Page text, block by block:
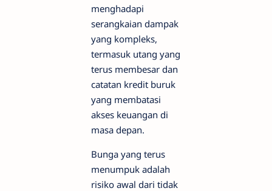
menghadapi
serangkaian dampak
yang kompleks,
termasuk utang yang
terus membesar dan
catatan kredit buruk
yang membatasi
akses keuangan di
masa depan.
Bunga yang terus
menumpuk adalah
risiko awal dari tidak